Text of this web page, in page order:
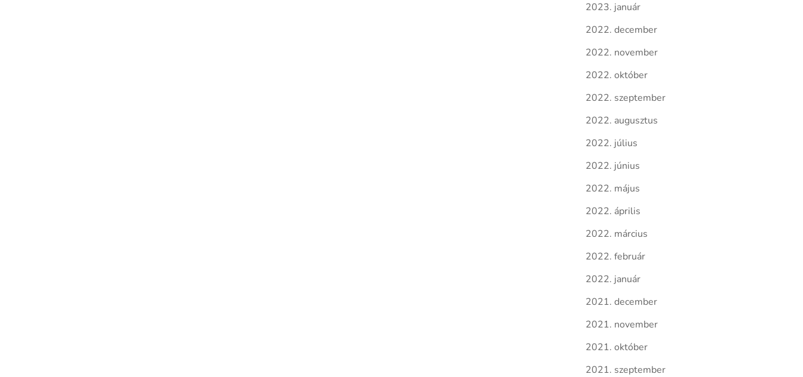
2023. január
2022. december
2022. november
2022. október
2022. szeptember
2022. augusztus
2022. július
2022. június
2022. május
2022. április
2022. március
2022. február
2022. január
2021. december
2021. november
2021. október
2021. szeptember